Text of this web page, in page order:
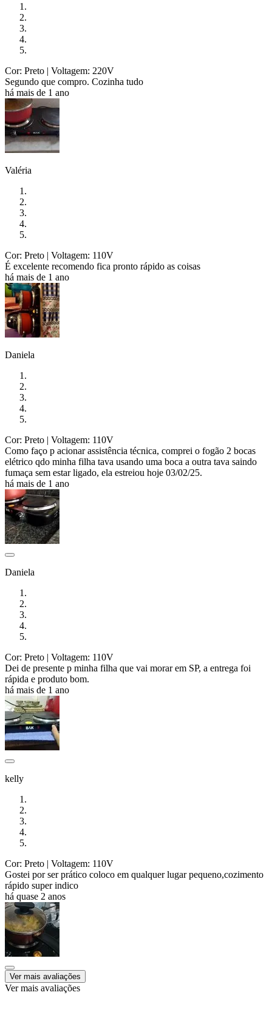
Cor: Preto | Voltagem: 220V
Segundo que compro. Cozinha tudo
há mais de 1 ano
Valéria
Cor: Preto | Voltagem: 110V
É excelente recomendo fica pronto rápido as coisas
há mais de 1 ano
Daniela
Cor: Preto | Voltagem: 110V
Como faço p acionar assistência técnica, comprei o fogão 2 bocas
elétrico qdo minha filha tava usando uma boca a outra tava saindo
fumaça sem estar ligado, ela estreiou hoje 03/02/25.
há mais de 1 ano
Daniela
Cor: Preto | Voltagem: 110V
Dei de presente p minha filha que vai morar em SP, a entrega foi
rápida e produto bom.
há mais de 1 ano
kelly
Cor: Preto | Voltagem: 110V
Gostei por ser prático coloco em qualquer lugar pequeno,cozimento
rápido super indico
há quase 2 anos
Ver mais avaliações
Ver mais avaliações